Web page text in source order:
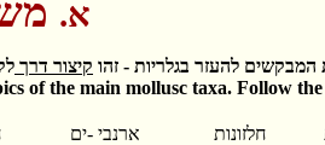
א.
המבקשים להעזר בגלריות - זהו קיצור דרך
of the main mollusc taxa. Follow
ארנבי -ים חלזונות